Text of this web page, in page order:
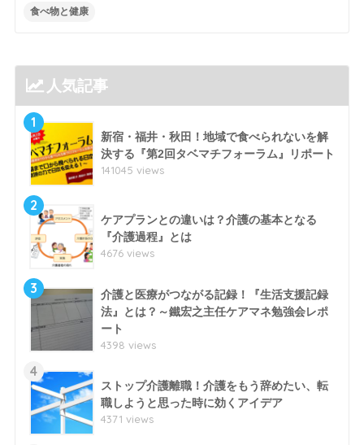
食べ物と健康
人気記事
1
新宿・福井・秋田！地域で食べられないを解
決する『第2回タベマチフォーラム』リポート
141045 views
2
ケアプランとの違いは？介護の基本となる
『介護過程』とは
4676 views
3
介護と医療がつながる記録！『生活支援記録
法』とは？～鐵宏之主任ケアマネ勉強会レポ
ート
4398 views
4
ストップ介護離職！介護をもう辞めたい、転
職しようと思った時に効くアイデア
4371 views